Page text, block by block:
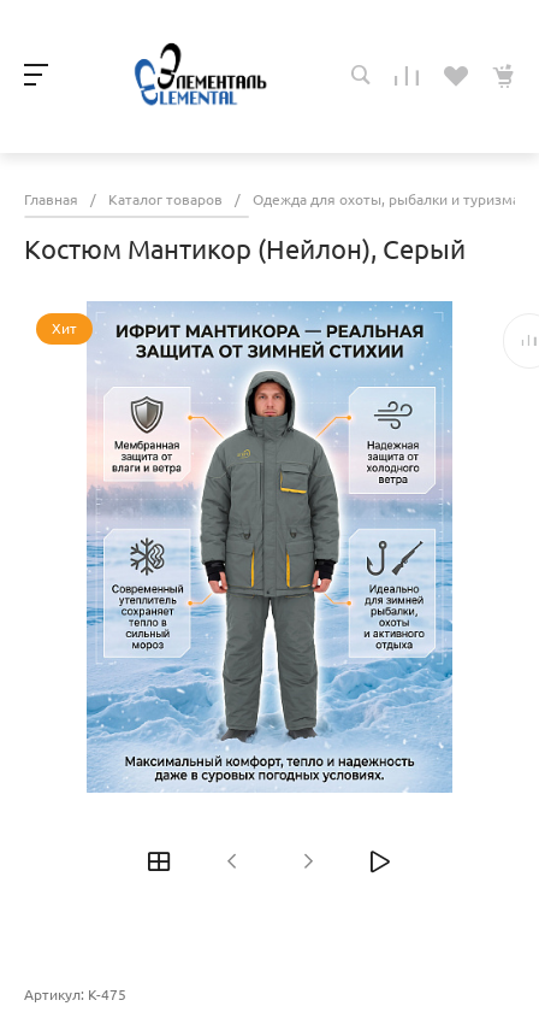
Главная / Каталог товаров / Одежда для охоты, рыбалки и туризма
Костюм Мантикор (Нейлон), Серый
Хит
Артикул: К-475